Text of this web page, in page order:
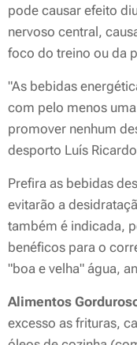
pode causar efeito
nervoso central,
foco do treino ou da
"As bebidas
com pelo menos
promover nenhum
desporto Luís
Prefira as bebidas
evitarão a
também é indicada,
benéficos para o
"boa e velha" água,
Alimentos
excesso as frituras,